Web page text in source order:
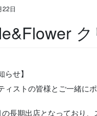
22日
らせ】
ィストの皆様とご一緒に
長期出店となっており